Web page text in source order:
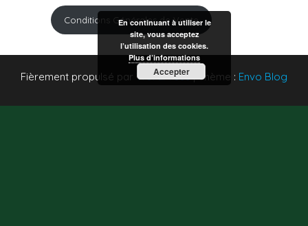
Conditions Générales de Vente
Fièrement propulsé par WordPress |Thème : Envo Blog
En continuant à utiliser le
site, vous acceptez
l’utilisation des cookies.
Plus d’informations
Accepter